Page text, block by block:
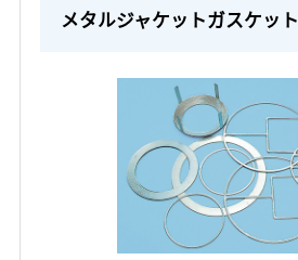
メタルジャケットガスケット